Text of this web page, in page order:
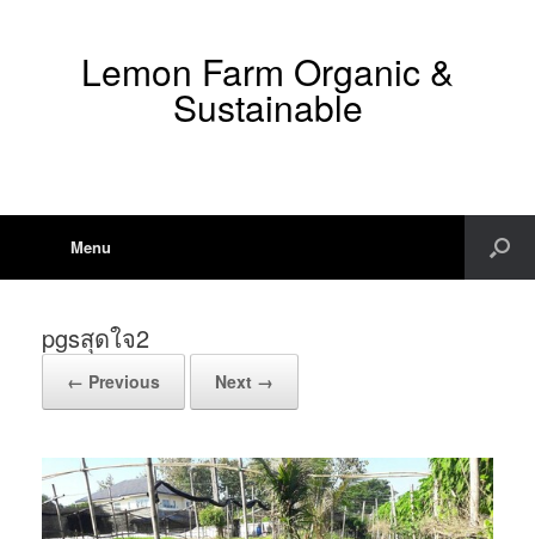
Lemon Farm Organic &
Sustainable
Menu
pgsสุดใจ2
← Previous Next →